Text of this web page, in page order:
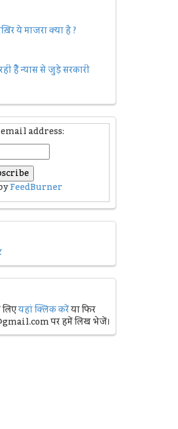
ये माजरा क्या है ?
हैैं न्यास से जुड़े सरकारी
address:
FeedBurner
यहां क्लिक करेंया फिर
पर हमें लिख भेजें।